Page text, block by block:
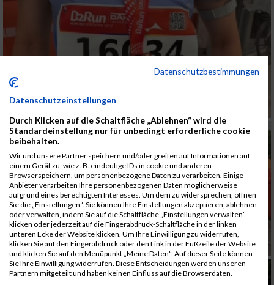
Datenschutzbestimmungen
Datenschutzeinstellungen
Durch Klicken auf die Schaltfläche „Ablehnen“ wird die
Standardeinstellung nur für unbedingt erforderliche cookie
beibehalten.
Wir und unsere Partner speichern und/oder greifen auf Informationen auf
einem Gerät zu, wie z. B. eindeutige IDs in cookie und anderen
Browserspeichern, um personenbezogene Daten zu verarbeiten. Einige
Anbieter verarbeiten Ihre personenbezogenen Daten möglicherweise
aufgrund eines berechtigten Interesses. Um dem zu widersprechen, öffnen
Sie die „Einstellungen“. Sie können Ihre Einstellungen akzeptieren, ablehnen
oder verwalten, indem Sie auf die Schaltfläche „Einstellungen verwalten“
klicken oder jederzeit auf die Fingerabdruck-Schaltfläche in der linken
unteren Ecke der Website klicken. Um Ihre Einwilligung zu widerrufen,
klicken Sie auf den Fingerabdruck oder den Link in der Fußzeile der Website
und klicken Sie auf den Menüpunkt „Meine Daten“. Auf dieser Seite können
Sie Ihre Einwilligung widerrufen. Diese Entscheidungen werden unseren
Partnern mitgeteilt und haben keinen Einfluss auf die Browserdaten.